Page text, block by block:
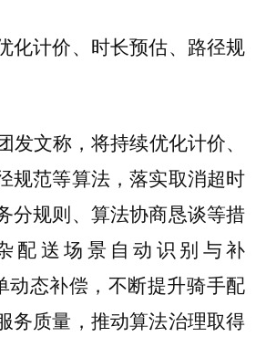
化计价、时长预估、路径规
发文称，将持续优化计价、
规范等算法，落实取消超时
分规则、算法协商恳谈等措
配送场景自动识别与补
动态补偿，不断提升骑手配
务质量，推动算法治理取得